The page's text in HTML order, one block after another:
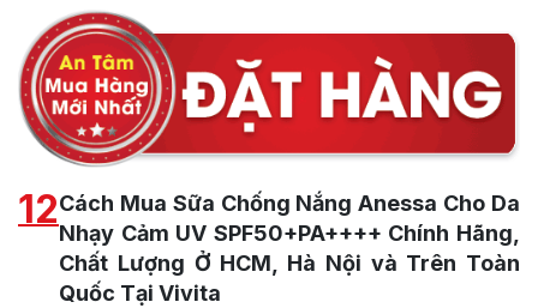
12Cách Mua Sữa Chống Nắng Anessa Cho Da
Nhạy Cảm UV SPF50+PA++++ Chính Hãng,
Chất Lượng Ở HCM, Hà Nội và Trên Toàn
Quốc Tại Vivita